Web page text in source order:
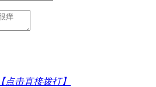
【点击直接拨打】